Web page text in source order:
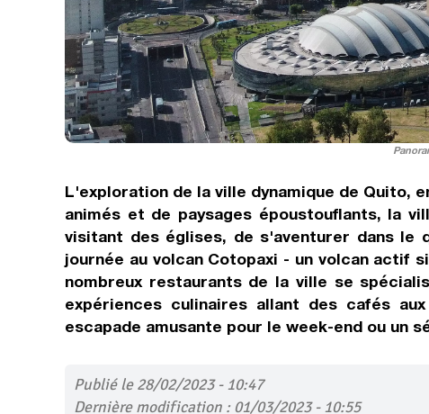
L'exploration de la ville dynamique de Quito,
animés et de paysages époustouflants, la
visitant des églises, de s'aventurer dans le
journée au volcan Cotopaxi - un volcan actif
nombreux restaurants de la ville se
expériences culinaires allant des cafés
escapade amusante pour le week-end ou un
Publié le 28/02/2023 - 10:47
Dernière modification : 01/03/2023 - 10:55